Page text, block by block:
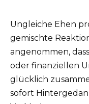
Ungleiche Ehen
gemischte
angenommen,
oder finanziellen
glücklich
sofort